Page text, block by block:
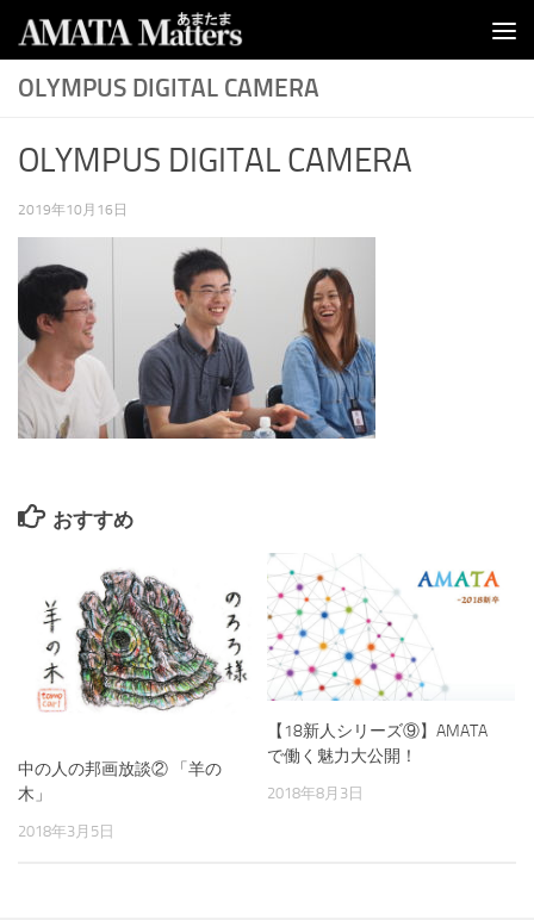
コンテンツへスキップ
OLYMPUS DIGITAL CAMERA
OLYMPUS DIGITAL CAMERA
2019年10月16日
おすすめ
中の人の邦画放談② 「羊の
木」
2018年3月5日
【18新人シリーズ⑨】AMATA
で働く魅力大公開！
2018年8月3日